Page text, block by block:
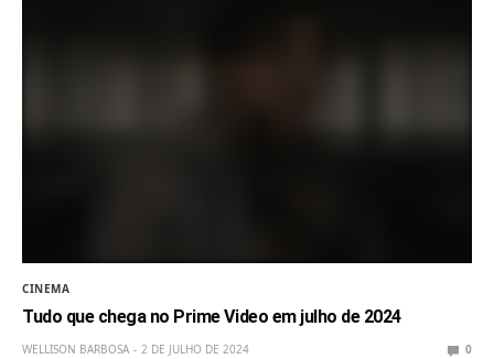
CINEMA
Tudo que chega no Prime Video em julho de 2024
WELLISON BARBOSA 2 DE JULHO DE 2024 0